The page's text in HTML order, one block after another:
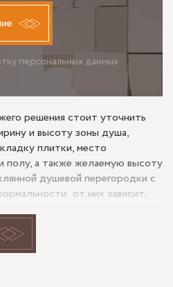
персональных данных
НЕ ПРИНИМАЮ
решения стоит уточнить
и высоту зоны душа,
плитки, место
полу, а также желаемую высоту
душевой перегородки с
от них зависит,
работать именно так, как